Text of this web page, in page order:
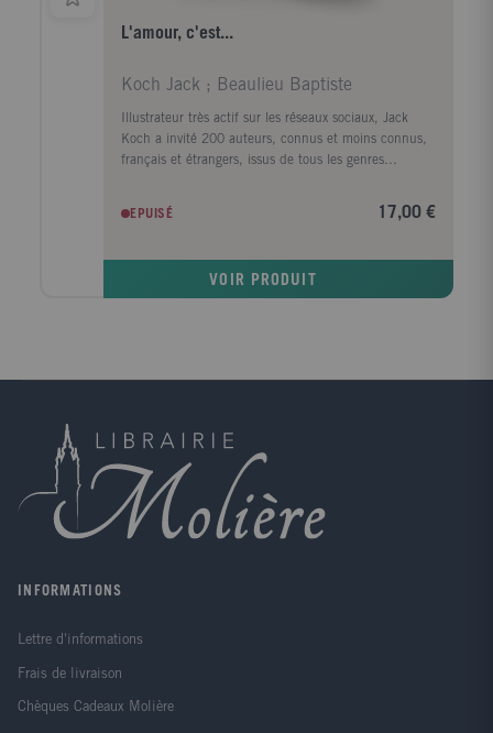
L'amour, c'est...
Koch Jack ; Beaulieu Baptiste
Illustrateur très actif sur les réseaux sociaux, Jack
Koch a invité 200 auteurs, connus et moins connus,
français et étrangers, issus de tous les genres
ensuite illustrée. Le résultat : 400 pages empreintes
EPUISÉ 17,00 €
VOIR PRODUIT
INFORMATIONS
Lettre d'informations
Frais de livraison
Chèques Cadeaux Molière